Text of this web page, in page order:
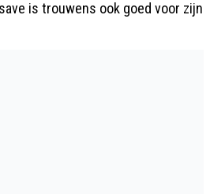
is trouwens ook goed voor zijn